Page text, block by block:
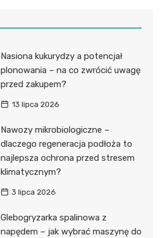
Nasiona kukurydzy a potencjał
plonowania – na co zwrócić uwagę
przed zakupem?
13 lipca 2026
Nawozy mikrobiologiczne –
dlaczego regeneracja podłoża to
najlepsza ochrona przed stresem
klimatycznym?
3 lipca 2026
Glebogryzarka spalinowa z
napędem – jak wybrać maszynę do